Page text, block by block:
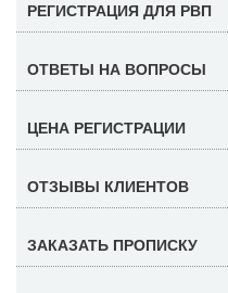
РЕГИСТРАЦИЯ ДЛЯ РВП
ОТВЕТЫ НА ВОПРОСЫ
ЦЕНА РЕГИСТРАЦИИ
ОТЗЫВЫ КЛИЕНТОВ
ЗАКАЗАТЬ ПРОПИСКУ